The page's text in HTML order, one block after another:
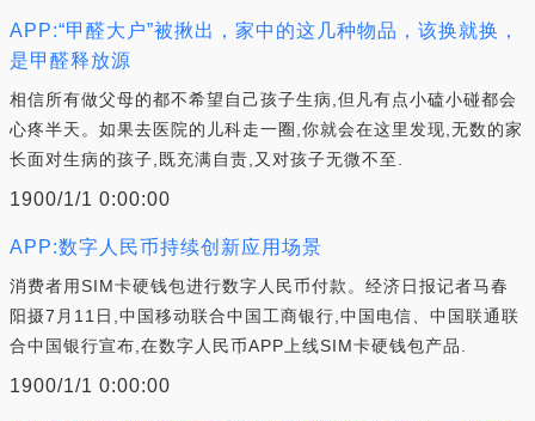
APP:“甲醛大户”被揪出，家中的这几种物品，该换就换，
是甲醛释放源
相信所有做父母的都不希望自己孩子生病,但凡有点小磕小碰都会
心疼半天。如果去医院的儿科走一圈,你就会在这里发现,无数的家
长面对生病的孩子,既充满自责,又对孩子无微不至.
1900/1/1 0:00:00
APP:数字人民币持续创新应用场景
消费者用SIM卡硬钱包进行数字人民币付款。经济日报记者马春
阳摄7月11日,中国移动联合中国工商银行,中国电信、中国联通联
合中国银行宣布,在数字人民币APP上线SIM卡硬钱包产品.
1900/1/1 0:00:00